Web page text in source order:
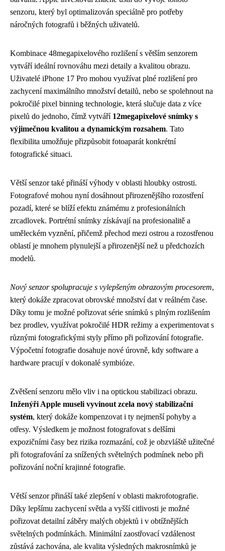
senzoru, který byl optimalizován speciálně pro potřeby
náročných fotografů i běžných uživatelů.
Kombinace 48megapixelového rozlišení s větším senzorem
vytváří ideální rovnováhu mezi detaily a kvalitou obrazu.
Uživatelé iPhone 17 Pro mohou využívat plné rozlišení pro
zachycení maximálního množství detailů, nebo se spolehnout na
pokročilé pixel binning technologie, která slučuje data z více
pixelů do jednoho, čímž vytváří 12megapixelové snímky s
výjimečnou kvalitou a dynamickým rozsahem. Tato
flexibilita umožňuje přizpůsobit fotoaparát konkrétní
fotografické situaci.
Větší senzor také přináší výhody v oblasti hloubky ostrosti.
Fotografové mohou nyní dosáhnout přirozenějšího rozostření
pozadí, které se blíží efektu známému z profesionálních
zrcadlovek. Portrétní snímky získávají na profesionalitě a
uměleckém vyznění, přičemž přechod mezi ostrou a rozostřenou
oblastí je mnohem plynulejší a přirozenější než u předchozích
modelů.
Nový senzor spolupracuje s vylepšeným obrazovým procesorem,
který dokáže zpracovat obrovské množství dat v reálném čase.
Díky tomu je možné pořizovat série snímků s plným rozlišením
bez prodlev, využívat pokročilé HDR režimy a experimentovat s
různými fotografickými styly přímo při pořizování fotografie.
Výpočetní fotografie dosahuje nové úrovně, kdy software a
hardware pracují v dokonalé symbióze.
Zvětšení senzoru mělo vliv i na optickou stabilizaci obrazu.
Inženýři Apple museli vyvinout zcela nový stabilizační
systém, který dokáže kompenzovat i ty nejmenší pohyby a
otřesy. Výsledkem je možnost fotografovat s delšími
expozičními časy bez rizika rozmazání, což je obzvláště užitečné
při fotografování za snížených světelných podmínek nebo při
pořizování noční krajinné fotografie.
Větší senzor přináší také zlepšení v oblasti makrofotografie.
Díky lepšímu zachycení světla a vyšší citlivosti je možné
pořizovat detailní záběry malých objektů i v obtížnějších
světelných podmínkách. Minimální zaostřovací vzdálenost
zůstává zachována, ale kvalita výsledných makrosnímků je